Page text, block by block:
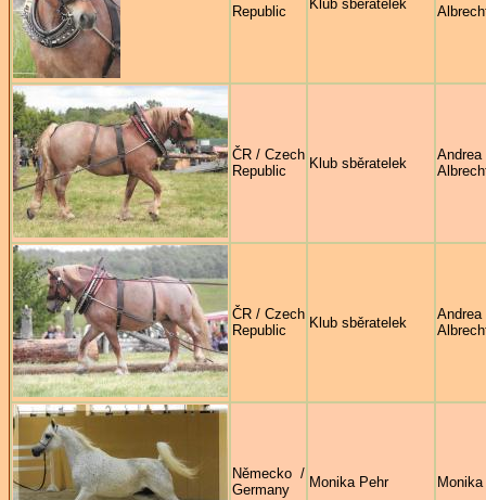
Republic
Klub sběratelek
ČR / Czech
Republic
Klub sběratelek
Andrea
ČR / Czech
Republic
Klub sběratelek
Andrea
Německo /
Germany
Monika Pehr